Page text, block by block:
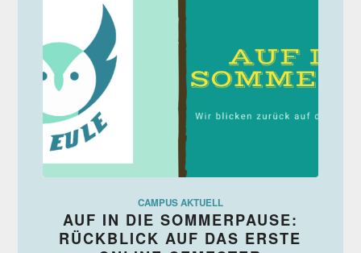
CAMPUS AKTUELL
AUF IN DIE SOMMERPAUSE:
RÜCKBLICK AUF DAS ERSTE